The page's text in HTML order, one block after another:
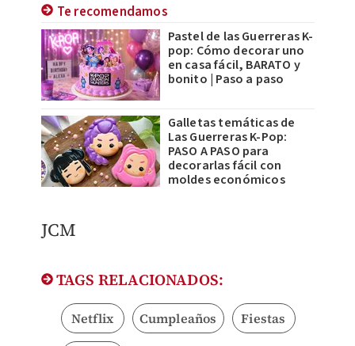
Te recomendamos
Pastel de las Guerreras K-
pop: Cómo decorar uno
en casa fácil, BARATO y
bonito | Paso a paso
Galletas temáticas de
Las Guerreras K-Pop:
PASO A PASO para
decorarlas fácil con
moldes económicos
JCM
TAGS RELACIONADOS:
Netflix Cumpleaños Fiestas